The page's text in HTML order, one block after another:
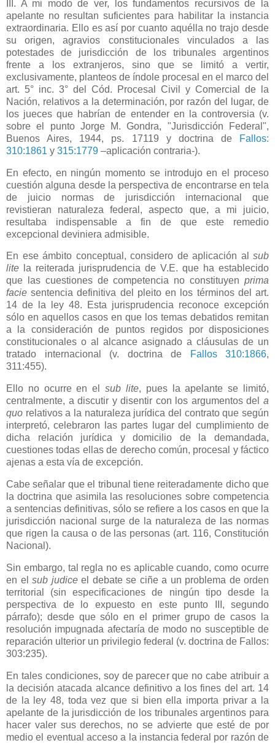
III. A mi modo de ver, los fundamentos recursivos de la
apelante no resultan suficientes para habilitar la instancia
extraordinaria. Ello es así por cuanto aquélla no trajo desde
su origen, agravios constitucionales vinculados a las
potestades de jurisdicción de los tribunales argentinos
frente a los extranjeros, sino que se limitó a vertir,
exclusivamente, planteos de índole procesal en el marco del
art. 5° inc. 3° del Cód. Procesal Civil y Comercial de
la
Nación, relativos a la determinación, por razón del lugar, de
los jueces que habrían de entender en la controversia (v.
sobre el punto Jorge M. Gondra, "Jurisdicción Federal",
Buenos Aires, 1944, ps. 17119 y doctrina de
Fallos:
310:1861 y 315:1779 –aplicación contraria-).
En efecto, en ningún momento se introdujo en el proceso
cuestión alguna desde la perspectiva de encontrarse en tela
de juicio normas de jurisdicción internacional que
revistieran naturaleza federal, aspecto que, a mi juicio,
resultaba indispensable a fin de que este remedio
excepcional deviniera admisible.
En ese ámbito conceptual, considero de aplicación al sub
lite
la reiterada jurisprudencia de V.E. que ha establecido
que las cuestiones de competencia no constituyen prima
facie sentencia definitiva del pleito en los términos del art.
14 de la ley 48. Esta jurisprudencia reconoce excepción
sólo en aquellos casos en que los temas debatidos remitan
a la consideración de puntos regidos por disposiciones
constitucionales o al alcance asignado a cláusulas de un
tratado internacional (v. doctrina de
Fallos 310:1866,
311:455).
Ello no ocurre en elsub lite, pues la apelante se limitó,
centralmente, a discutir y disentir con los argumentos del a
quo relativos a la naturaleza jurídica del contrato que según
interpretó, celebraron las partes lugar del cumplimiento de
dicha relación jurídica y domicilio de la demandada,
cuestiones todas ellas de derecho común, procesal y fáctico
ajenas a esta vía de excepción.
Cabe señalar que el tribunal tiene reiteradamente dicho que
la doctrina que asimila las resoluciones sobre competencia
a sentencias definitivas, sólo se refiere a los casos en que la
jurisdicción nacional surge de la naturaleza de las normas
que rigen la causa o de las personas (art. 116, Constitución
Nacional).
Sin embargo, tal regla no es aplicable cuando, como ocurre
en el sub judice el debate se ciñe a un problema de orden
territorial (sin especificaciones de ningún tipo desde la
perspectiva de lo expuesto en este punto III, segundo
párrafo); desde que sólo en el primer grupo de casos la
resolución impugnada afectaría de modo no susceptible de
reparación ulterior un privilegio federal (v. doctrina de Fallos:
303:235).
En tales condiciones, soy de parecer que no cabe atribuir a
la decisión atacada alcance definitivo a los fines del art. 14
de la ley 48, toda vez que si bien ella importa privar a la
apelante de la jurisdicción de los tribunales argentinos para
hacer valer sus derechos, no se advierte que esté de por
medio el eventual acceso a la instancia federal por razón de